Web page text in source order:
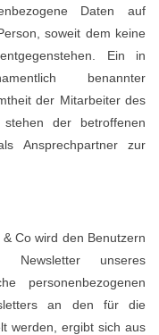
Daten auf
soweit dem keine
Ein in
benannter
der Mitarbeiter des
der betroffenen
Ansprechpartner zur
Co wird den Benutzern
Newsletter unseres
personenbezogenen
an den für die
werden, ergibt sich aus